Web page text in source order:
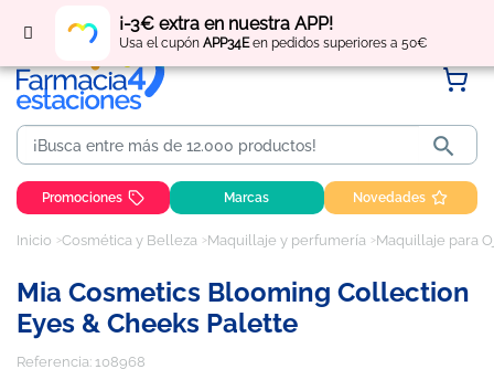
¡-3€ extra en nuestra APP!
Usa el cupón APP34Een pedidos superiores a 50€
Regístratey obtén puntos por tus compras

Promociones Marcas Novedades
Inicio Cosmética y Belleza Maquillaje y perfumería Maquillaje para
Mia Cosmetics Blooming Collection
Eyes & Cheeks Palette
Referencia: 108968